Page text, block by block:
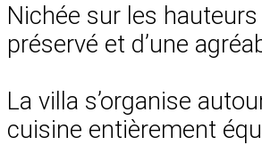
Nichée sur les
préservé et d’une
La villa s’organise
cuisine entièrement